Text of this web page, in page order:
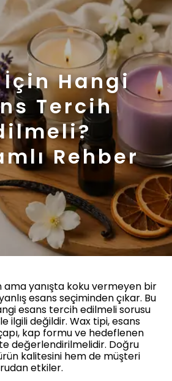
İçin Hangi
Tercih
Rehber
ama yanışta koku vermeyen bir
esans seçiminden çıkar. Bu
esans tercih edilmeli sorusu
ilgili değildir. Wax tipi, esans
kap formu ve hedeflenen
değerlendirilmelidir. Doğru
kalitesini hem de müşteri
etkiler.